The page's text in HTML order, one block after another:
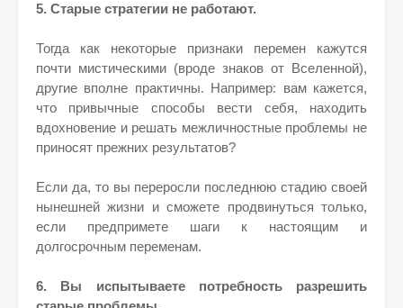
5. Старые стратегии не работают.
Тогда как некоторые признаки перемен кажутся
почти мистическими (вроде знаков от Вселенной),
другие вполне практичны. Например: вам кажется,
что привычные способы вести себя, находить
вдохновение и решать межличностные проблемы не
приносят прежних результатов?
Если да, то вы переросли последнюю стадию своей
нынешней жизни и сможете продвинуться только,
если предпримете шаги к настоящим и
долгосрочным переменам.
6. Вы испытываете потребность разрешить